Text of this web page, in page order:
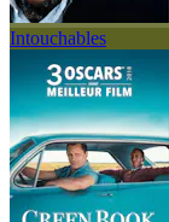
Intouchables